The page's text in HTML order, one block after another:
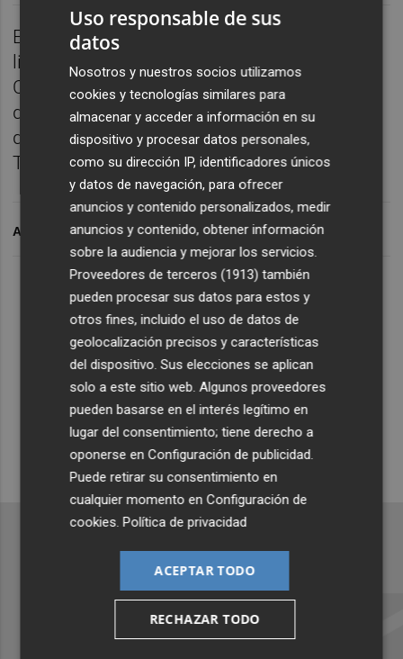
Lo Más Escuchado
Suscríbete al canal de
Whatsapp
Siempre al día de las últimas noticias
¡Quiero suscribirme!
En esta ocasión nos adentramos en tres
libros especiales. Cuento de Navidad de
Charles Dickens, La biografía de Steve Jobs
de Walter Isaacson y el Cuento de Navidad
de Auggie Wren, de Paul Auster. ¿Por qué?
Tendrás que descubrirlo.
ARCHIVADO EN
Recibe toda la actualidad de
Plaza Podcast en tu correo
Uso responsable de sus
datos
Nosotros y nuestros socios utilizamos
cookies y tecnologías similares para
almacenar y acceder a información en su
dispositivo y procesar datos personales,
como su dirección IP, identificadores únicos
y datos de navegación, para ofrecer
anuncios y contenido personalizados, medir
anuncios y contenido, obtener información
sobre la audiencia y mejorar los servicios.
Proveedores de terceros (1913) también
pueden procesar sus datos para estos y
otros fines, incluido el uso de datos de
geolocalización precisos y características
del dispositivo. Sus elecciones se aplican
solo a este sitio web. Algunos proveedores
pueden basarse en el interés legítimo en
lugar del consentimiento; tiene derecho a
oponerse enConfiguración de publicidad.
Puede retirar su consentimiento en
cualquier momento enConfiguración de
cookies.Política de privacidad
ACEPTAR TODO
RECHAZAR TODO